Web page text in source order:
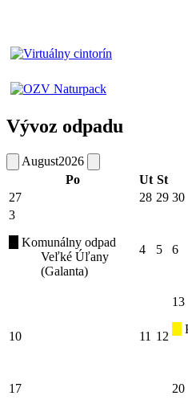
Vývoz odpadu
August2026
Po
Ut St
27
28 29 30
3
Komunálny odpad
Veľké Úľany
(Galanta)
4 5 6
10 11 12
13
17
20